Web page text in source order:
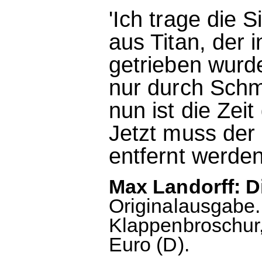
'Ich trage die
aus Titan, der
getrieben
nur durch
nun ist die
Jetzt muss
entfernt
Max Landorff:
Euro (D).